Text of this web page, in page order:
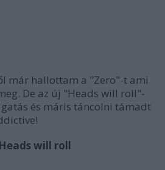
már hallottam a "Zero"-t ami
De az új "Heads will roll"-
és máris táncolni támadt
will roll